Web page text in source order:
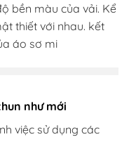
bền màu của vải. Kể
thiết với nhau. kết
áo sơ mi
như mới
việc sử dụng các